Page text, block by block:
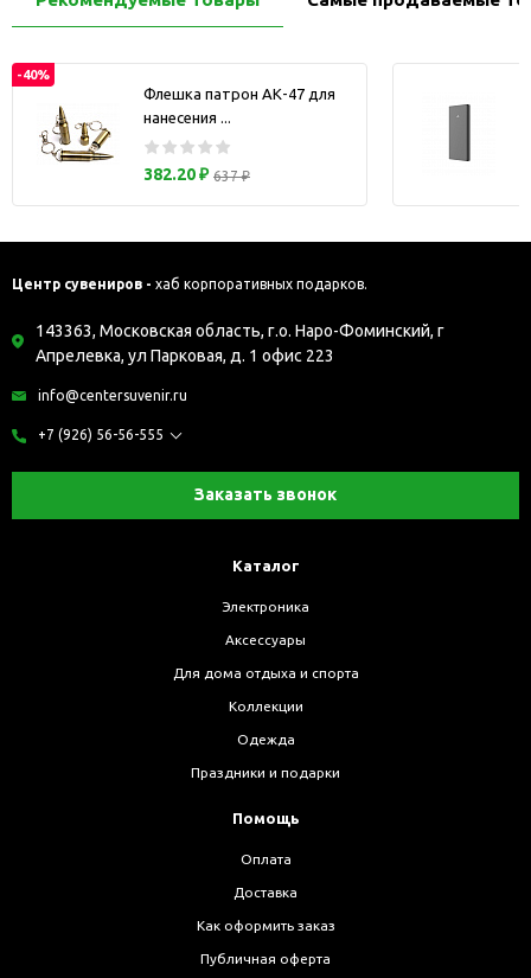
-40%
Флешка патрон АК-47 для
нанесения ...
382.20 ₽ 637 ₽
Центр сувениров - хаб корпоративных подарков.
143363, Московская область, г.о. Наро-Фоминский, г
Апрелевка, ул Парковая, д. 1 офис 223
info@centersuvenir.ru
+7 (926) 56-56-555
Заказать звонок
Каталог
Электроника
Аксессуары
Для дома отдыха и спорта
Коллекции
Одежда
Праздники и подарки
Помощь
Оплата
Доставка
Как оформить заказ
Публичная оферта